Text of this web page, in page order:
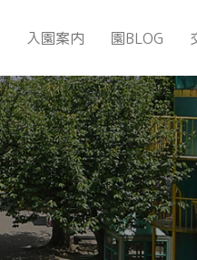
入園案内 園BLOG